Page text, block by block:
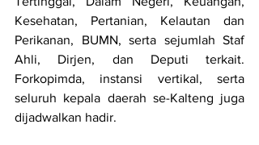
Kesehatan, Pertanian, Kelautan dan
Perikanan, BUMN, serta sejumlah Staf
Ahli, Dirjen, dan Deputi terkait.
Forkopimda, instansi vertikal, serta
seluruh kepala daerah se-Kalteng juga
dijadwalkan hadir.